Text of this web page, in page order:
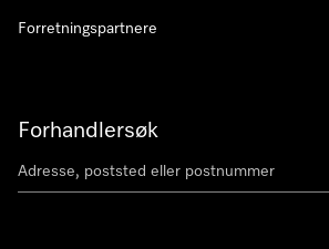
Forhandlersøk
Forretningspartnere